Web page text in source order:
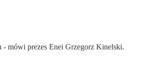
mówi prezes Enei Grzegorz Kinelski.